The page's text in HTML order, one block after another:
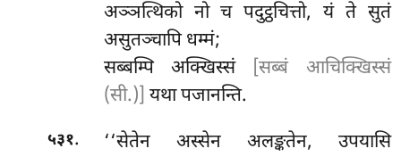
अञ्ञत्थिको नो च पदुट्ठचित्तो, यं ते सुतं
असुतञ्चापि धम्मं;
सब्बम्पि अक्खिस्सं
[सब्बं आचिक्खिस्सं
(सी.)] यथा पजानन्ति.
५३१.
‘‘सेतेन अस्सेन अलङ्कतेन, उपयासि